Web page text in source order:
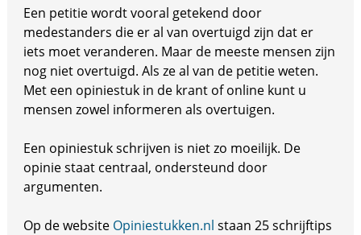
Een petitie wordt vooral getekend door
medestanders die er al van overtuigd zijn dat er
iets moet veranderen. Maar de meeste mensen zijn
nog niet overtuigd. Als ze al van de petitie weten.
Met een opiniestuk in de krant of online kunt u
mensen zowel informeren als overtuigen.
Een opiniestuk schrijven is niet zo moeilijk. De
opinie staat centraal, ondersteund door
argumenten.
Op de website Opiniestukken.nl staan 25 schrijftips